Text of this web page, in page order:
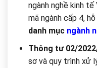
ngành nghề kinh
mã ngành cấp 4,
danh mục ngành
Thông tư 02/
sơ và quy trình xử